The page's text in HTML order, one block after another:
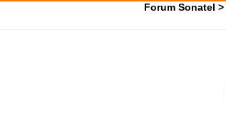
Forum Sonatel